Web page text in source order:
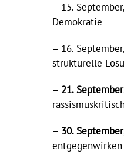
– 15.
Demokratie
– 16.
strukturelle
– 21. September
– 30. September
entgegenwirken